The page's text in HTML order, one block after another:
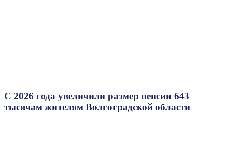
С 2026 года увеличили размер пенсии 643
тысячам жителям Волгоградской области